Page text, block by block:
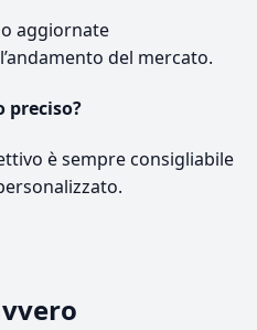
aggiornate
del mercato.
preciso?
è sempre consigliabile